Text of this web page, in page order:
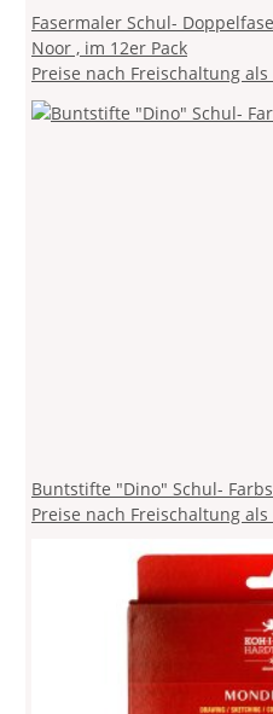
Fasermaler Schul-
Noor , im 12er Pack
Preise nach Freischaltung
Buntstifte "Dino" Schul-
Preise nach Freischaltung